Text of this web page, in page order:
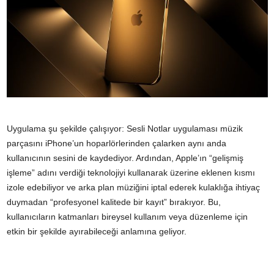
Uygulama şu şekilde çalışıyor: Sesli Notlar uygulaması müzik
parçasını iPhone’un hoparlörlerinden çalarken aynı anda
kullanıcının sesini de kaydediyor. Ardından, Apple’ın “gelişmiş
işleme” adını verdiği teknolojiyi kullanarak üzerine eklenen kısmı
izole edebiliyor ve arka plan müziğini iptal ederek kulaklığa ihtiyaç
duymadan “profesyonel kalitede bir kayıt” bırakıyor. Bu,
kullanıcıların katmanları bireysel kullanım veya düzenleme için
etkin bir şekilde ayırabileceği anlamına geliyor.